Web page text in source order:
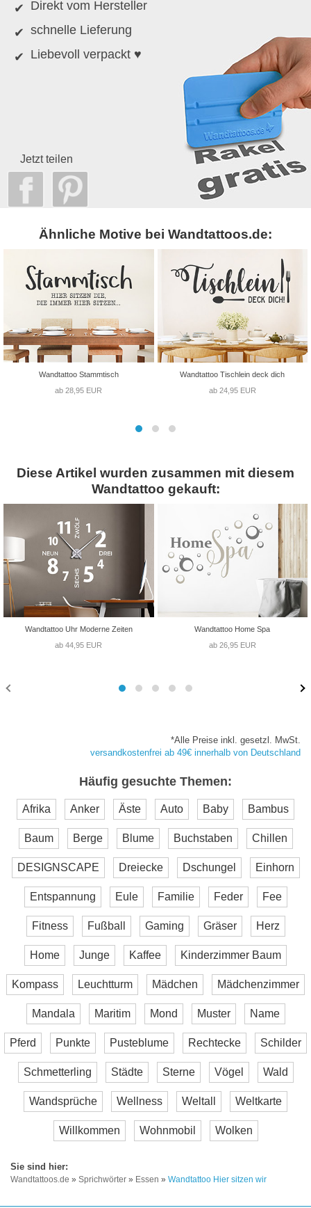
Direkt vom Hersteller
schnelle Lieferung
Liebevoll verpackt ♥
Jetzt teilen
Ähnliche Motive bei Wandtattoos.de:
Wandtattoo Stammtisch
ab 28,95 EUR
Wandtattoo Tischlein deck dich
ab 24,95 EUR
Diese Artikel wurden zusammen mit diesem
Wandtattoo gekauft:
Wandtattoo Uhr Moderne Zeiten
ab 44,95 EUR
Wandtattoo Home Spa
ab 26,95 EUR
*Alle Preise inkl. gesetzl. MwSt.
versandkostenfrei ab 49€ innerhalb von Deutschland
Häufig gesuchte Themen:
Afrika Anker Äste Auto Baby Bambus
Baum Berge Blume Buchstaben Chillen
DESIGNSCAPE Dreiecke Dschungel Einhorn
Entspannung Eule Familie Feder Fee
Fitness Fußball Gaming Gräser Herz
Home Junge Kaffee Kinderzimmer Baum
Kompass Leuchtturm Mädchen Mädchenzimmer
Mandala Maritim Mond Muster Name
Pferd Punkte Pusteblume Rechtecke Schilder
Schmetterling Städte Sterne Vögel Wald
Wandsprüche Wellness Weltall Weltkarte
Willkommen Wohnmobil Wolken
Wandtattoos.de » Sprichwörter » Essen » Wandtattoo Hier sitzen wir